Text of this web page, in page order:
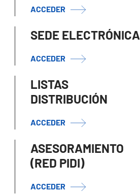
ACCEDER
SEDE ELECTRÓNICA
ACCEDER
LISTAS
DISTRIBUCIÓN
ACCEDER
ASESORAMIENTO
(RED PIDI)
ACCEDER